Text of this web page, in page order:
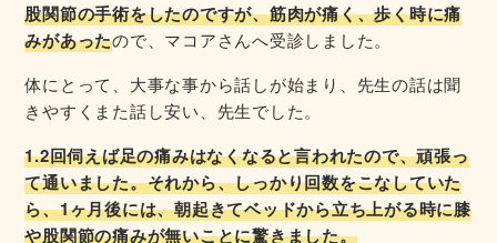
股関節の手術をしたのですが、筋肉が痛く、歩く時に痛
みがあったので、マコアさんへ受診しました。
体にとって、大事な事から話しが始まり、先生の話は聞
きやすくまた話し安い、先生でした。
1.2回伺えば足の痛みはなくなると言われたので、頑張っ
て通いました。それから、しっかり回数をこなしていた
ら、1ヶ月後には、朝起きてベッドから立ち上がる時に膝
や股関節の痛みが無いことに驚きました。